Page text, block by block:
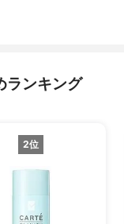
ランキング
2位